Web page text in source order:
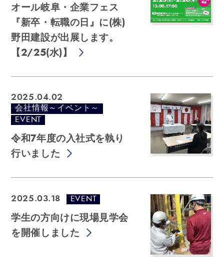
オール岐阜・企業フェス
『新卒・転職の日』に(株)
野田建設が出展します。
【2/25(水)】
2025.04.02
会社情報～イベント～
EVENT
令和7年度の入社式を執り
行いました
2025.03.18 EVENT
学生の方向けに現場見学会
を開催しました